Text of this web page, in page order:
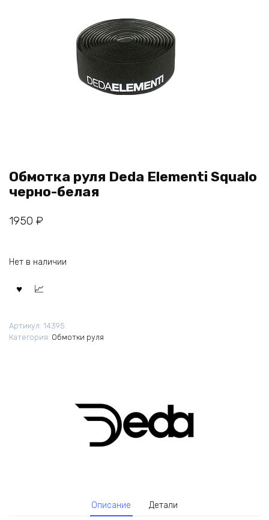
Обмотка руля Deda Elementi Squalo
черно-белая
1950 ₽
Нет в наличии
Артикул: 14395
Категория: Обмотки руля
Описание Детали